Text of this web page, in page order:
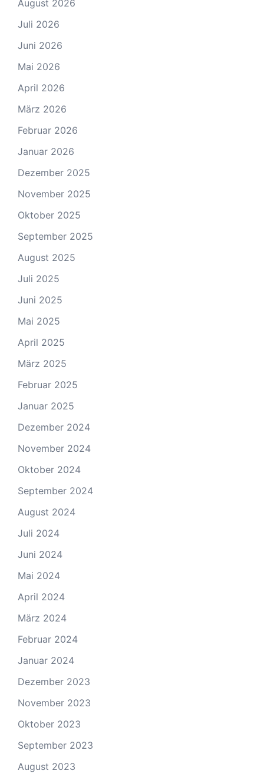
August 2026
Juli 2026
Juni 2026
Mai 2026
April 2026
März 2026
Februar 2026
Januar 2026
Dezember 2025
November 2025
Oktober 2025
September 2025
August 2025
Juli 2025
Juni 2025
Mai 2025
April 2025
März 2025
Februar 2025
Januar 2025
Dezember 2024
November 2024
Oktober 2024
September 2024
August 2024
Juli 2024
Juni 2024
Mai 2024
April 2024
März 2024
Februar 2024
Januar 2024
Dezember 2023
November 2023
Oktober 2023
September 2023
August 2023